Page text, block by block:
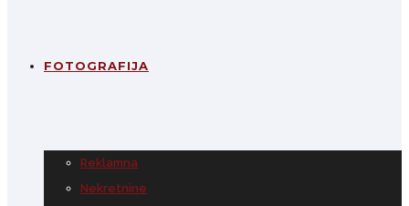
FOTOGRAFIJA
Reklamna
Nekretnine